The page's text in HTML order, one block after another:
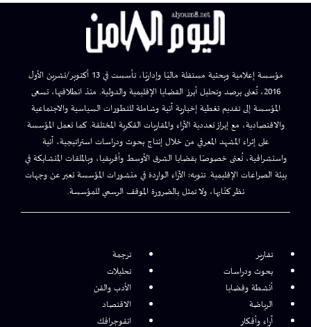
مؤسسة إعلامية وبحثية مستقلة ماليًا وإداريًا، تأسست في 13 أكتوبر/تشرين الأول
2016، تُعنى برصد وتحليل أبرز القضايا الإقليمية والدولية. منذ انطلاقتها، تسعى
المؤسسة إلى تقديم تغطية إخبارية آنية وشاملة للتطورات السياسية والاجتماعية
والاقتصادية، مع إبراز تعددية الآراء والمقاربات الفكرية المختلفة. كما تعمل المؤسسة
على إثراء المشهد المعرفي من خلال إنتاج بحوث ودراسات استراتيجية، آنية
واستشرافية، تُعنى خصوصًا بقضايا الشرق الأوسط وأفريقيا، وبالملفات المتشابكة في
بيئة الصراعات الإقليمية. تنويه: الآراء الواردة في منشورات المؤسسة تعبر عن وجهات
نظر كتّابها، ولا تمثل بالضرورة الموقف الرسمي للمؤسسة.
تقارير
ترجمة
بحوث ودراسات
تحليلات
أنشطة وقضايا
الأدب والفن
الرياضة
الاقتصاد
آراء وأفكار
انفوجرافك